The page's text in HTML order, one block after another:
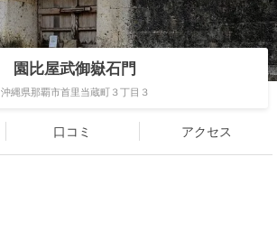
園比屋武御嶽石門
沖縄県那覇市首里当蔵町３丁目３
口コミ アクセス